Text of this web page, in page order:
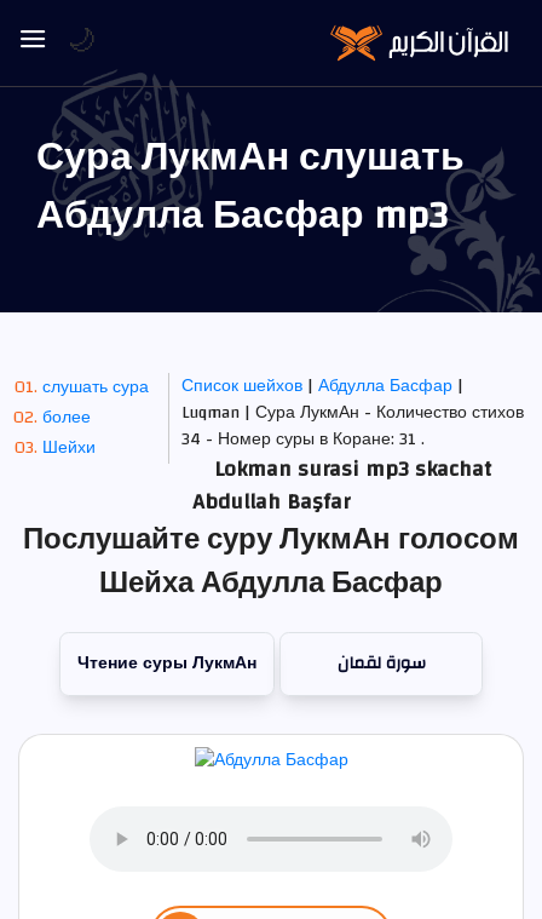
Сура ЛукмАн слушать
Абдулла Басфар mp3
слушать сура
более
Шейхи
Список шейхов|Абдулла Басфар|
Luqman | Сура ЛукмАн - Количество стихов
34 - Номер суры в Коране: 31 .
Lokman surasi mp3 skachat
Abdullah Başfar
Послушайте суру ЛукмАн голосом
Шейха Абдулла Басфар
Чтение суры ЛукмАн سورة لقمان
🌙